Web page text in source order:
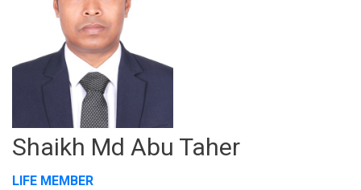
Shaikh Md Abu Taher
LIFE MEMBER